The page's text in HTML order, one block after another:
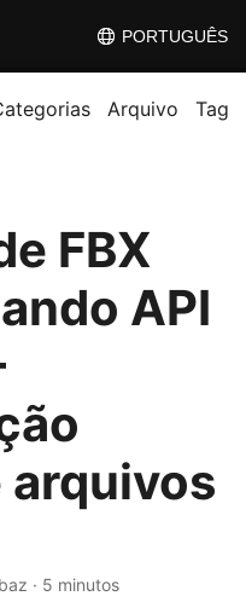
PORTUGUÊS
Arquivo Tag
FBX
API
· 5 minutos